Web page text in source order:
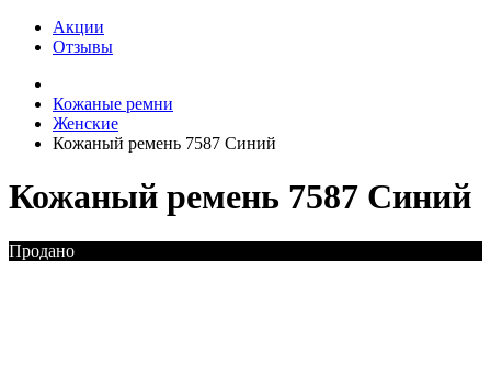
Акции
Отзывы
Кожаные ремни
Женские
Кожаный ремень 7587 Синий
Кожаный ремень 7587 Синий
Продано